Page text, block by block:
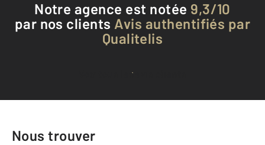
Notre agence est notée 9,3/10
par nos clients Avis authentifiés par
Qualitelis
Voir tous les avis clients
Nous trouver